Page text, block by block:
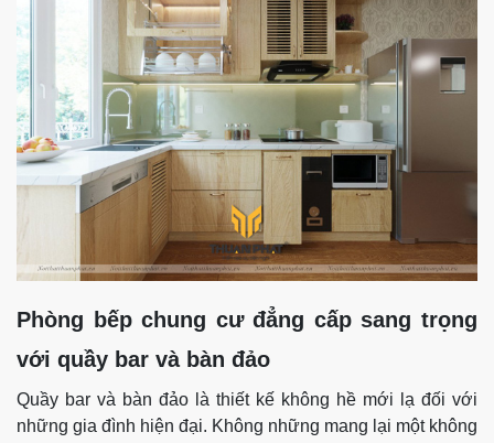
Phòng bếp chung cư đẳng cấp sang trọng
với quầy bar và bàn đảo
Quầy bar và bàn đảo là thiết kế không hề mới lạ đối với
những gia đình hiện đại. Không những mang lại một không